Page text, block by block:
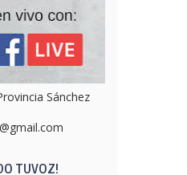
Sánchez
TUVOZ!